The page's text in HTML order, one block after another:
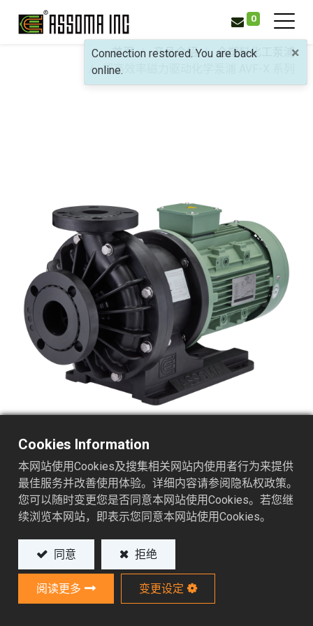
0
首页 产品介绍
全塑料化工泵浦
超高效率磁力驱动化学泵浦
超高效率磁力驱动化学泵浦
AVF-X 系列
AVF-X系列是专为高腐蚀危险药水所设计的常用型
泵浦。此系列泵浦采用先进流道设计，效率超越欧
盟最高能效标准 MEI > 0.7 (Commission Regulation
Cookies Information
本网站使用Cookies及搜集相关网站内使用者行为来提供
最佳服务并改善使用体验。详细内容请参阅隐私权政策。
您可以随时变更您是否同意本网站使用Cookies。若您继
续浏览本网站，即表示您同意本网站使用Cookies。
同意 拒绝
阅读更多 变更设定
×
Connection restored. You are back
online.